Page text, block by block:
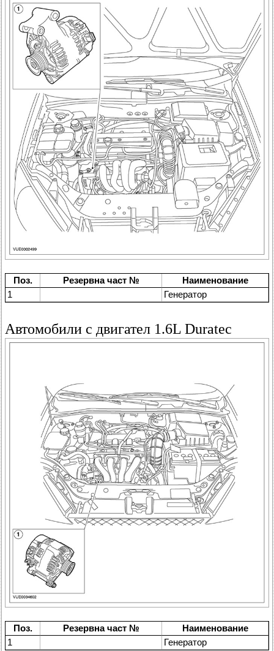
Поз. Резервна част №
Наименование
1
Генератор
Автомобили с двигател 1.6L Duratec
Поз. Резервна част №
Наименование
1
Генератор